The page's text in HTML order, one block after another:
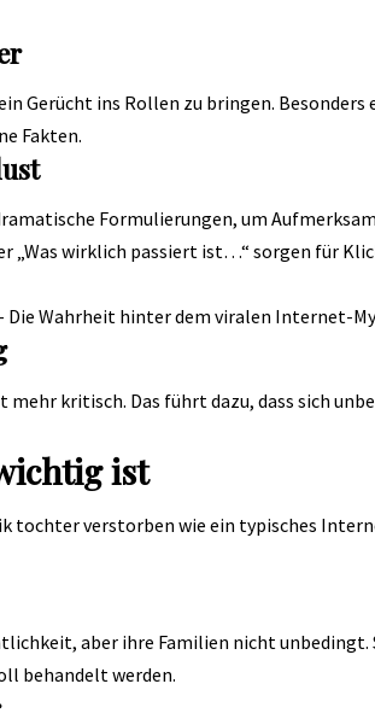
Gerücht ins Rollen zu bringen.
Fakten.
Formulierungen, um
„Was wirklich passiert ist…“ sorgen für
kritisch. Das führt dazu, dass sich
ist
tochter verstorben wie ein typisches
aber ihre Familien nicht unbedingt.
behandelt werden.